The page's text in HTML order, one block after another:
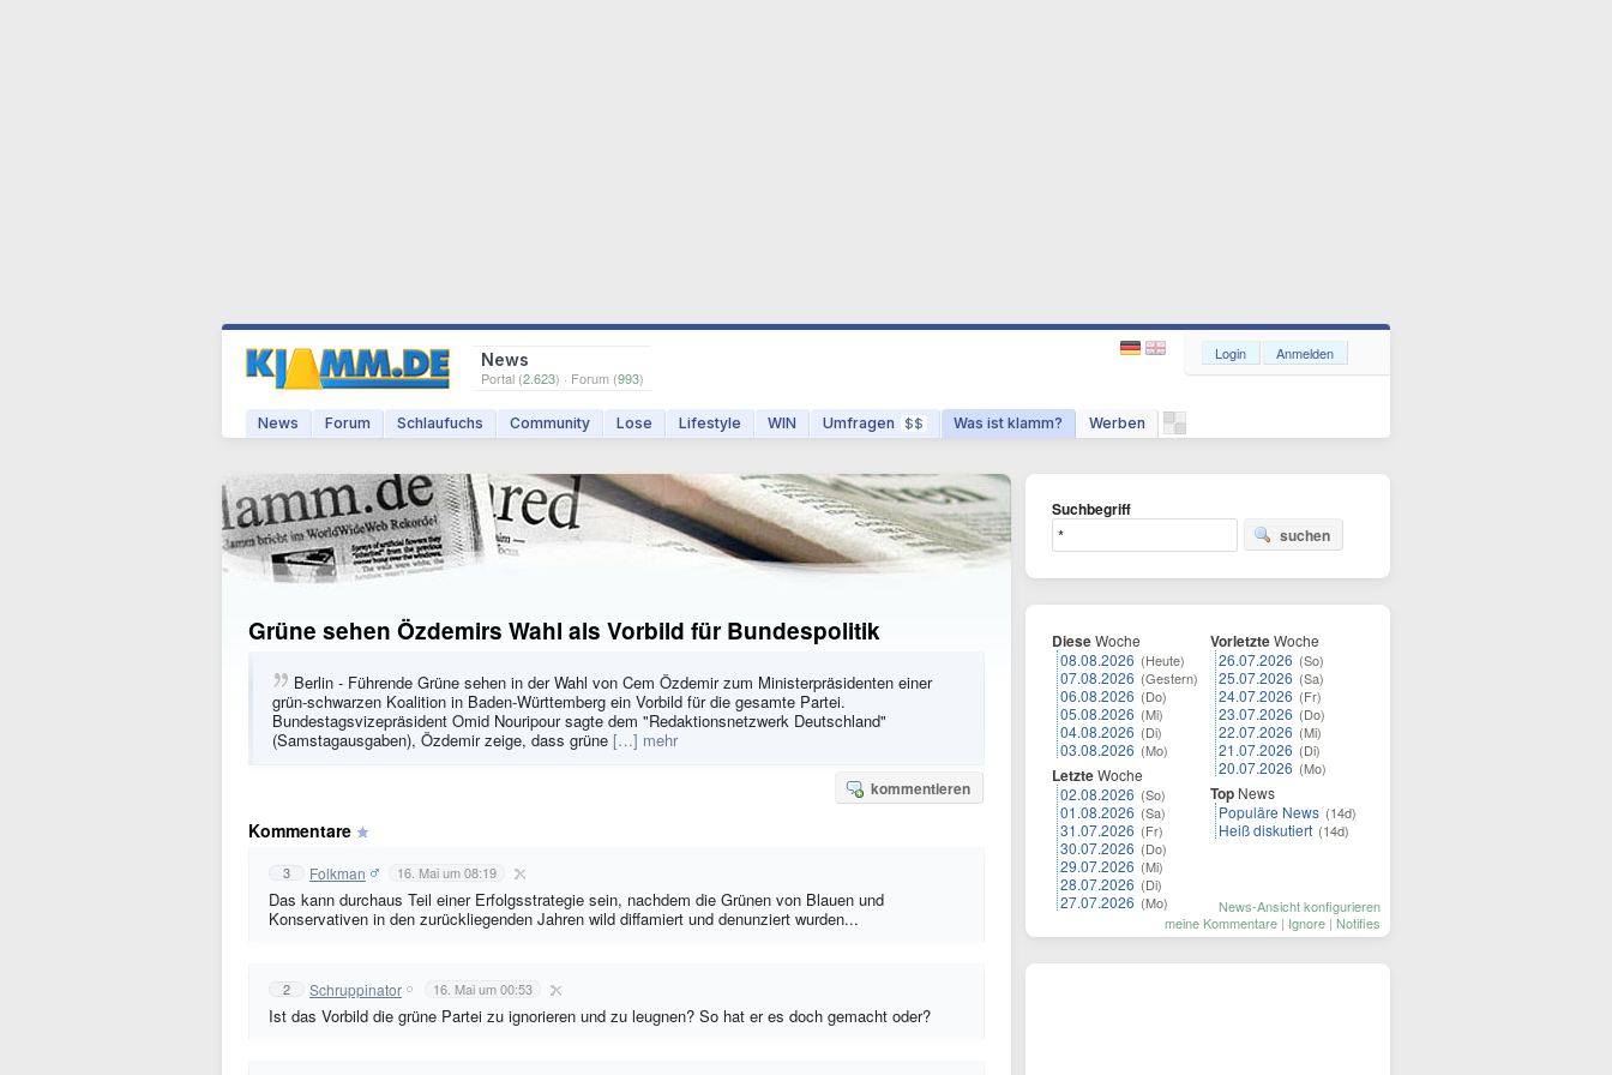
News
Portal (2.623) · Forum (993)
News Forum Schlaufuchs Community Lose Lifestyle WIN Umfragen $$ Was ist klamm? Werben
Login Anmelden
Grüne sehen Özdemirs Wahl als Vorbild für Bundespolitik
Berlin - Führende Grüne sehen in der Wahl von Cem Özdemir zum Ministerpräsidenten einer
grün-schwarzen Koalition in Baden-Württemberg ein Vorbild für die gesamte Partei.
Bundestagsvizepräsident Omid Nouripour sagte dem "Redaktionsnetzwerk Deutschland"
(Samstagausgaben), Özdemir zeige, dass grüne […] mehr
kommentieren
Kommentare
3 Folkman 16. Mai um 08:19
Das kann durchaus Teil einer Erfolgsstrategie sein, nachdem die Grünen von Blauen und
Konservativen in den zurückliegenden Jahren wild diffamiert und denunziert wurden...
2 Schruppinator 16. Mai um 00:53
Ist das Vorbild die grüne Partei zu ignorieren und zu leugnen? So hat er es doch gemacht oder?
Suchbegriff
suchen
DieseWoche
08.08.2026 (Heute)
07.08.2026 (Gestern)
06.08.2026 (Do)
05.08.2026 (Mi)
04.08.2026 (Di)
03.08.2026 (Mo)
LetzteWoche
02.08.2026 (So)
01.08.2026 (Sa)
31.07.2026 (Fr)
30.07.2026 (Do)
29.07.2026 (Mi)
28.07.2026 (Di)
27.07.2026 (Mo)
VorletzteWoche
26.07.2026 (So)
25.07.2026 (Sa)
24.07.2026 (Fr)
23.07.2026 (Do)
22.07.2026 (Mi)
21.07.2026 (Di)
20.07.2026 (Mo)
Top News
Populäre News (14d)
Heiß diskutiert (14d)
News-Ansicht konfigurieren
meine Kommentare | Ignore | Notifies